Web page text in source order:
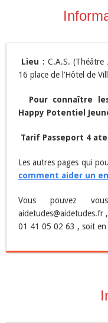
Lieu : C.A.S. (Théâtre
16 place de l’Hôtel de
Pour connaître
Happy Potentiel
Tarif Passeport 4
Les autres pages qui
comment aider un
Vous pouvez
aidetudes@aidetudes.fr
01 41 05 02 63 , soit en